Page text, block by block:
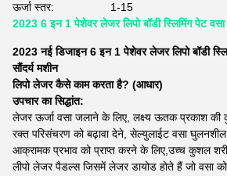
ऊर्जा स्तर:
1-15
2023 6 इन 1 पेशेवर लेजर लिपो बॉडी स्लिमिंग पेट वसा
2023 नई डिजाइन 6 इन 1 पेशेवर लेजर लिपो बॉडी
सौंदर्य मशीन
लिपो लेजर कैसे काम करता है? (आधार)
उपचार का सिद्धांत:
लेजर ऊर्जा वसा जलाने के लिए, लक्ष्य ऊतक प्रकाश की
रक्त परिसंचरण को बढ़ावा देने, सेल्युलाईट वसा
आक्रामक प्रभाव को प्राप्त करने के लिए,उच्च कुशल शरीर
लीपो लेजर पैडल्स जिसमें लेजर डायोड होते हैं जो वसा